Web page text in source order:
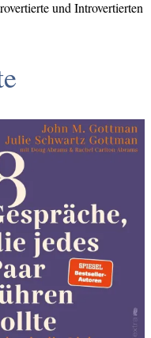
und Introvertierten